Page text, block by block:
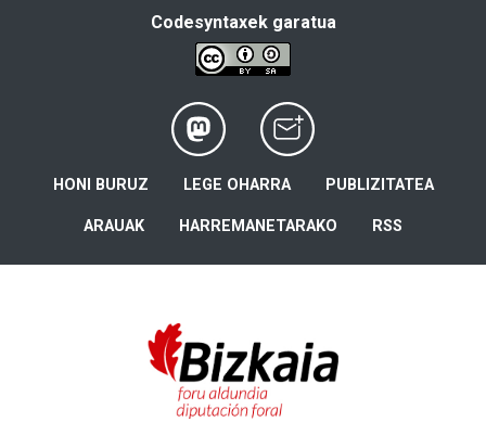
Codesyntaxek garatua
HONI BURUZ LEGE OHARRA PUBLIZITATEA
ARAUAK HARREMANETARAKO RSS